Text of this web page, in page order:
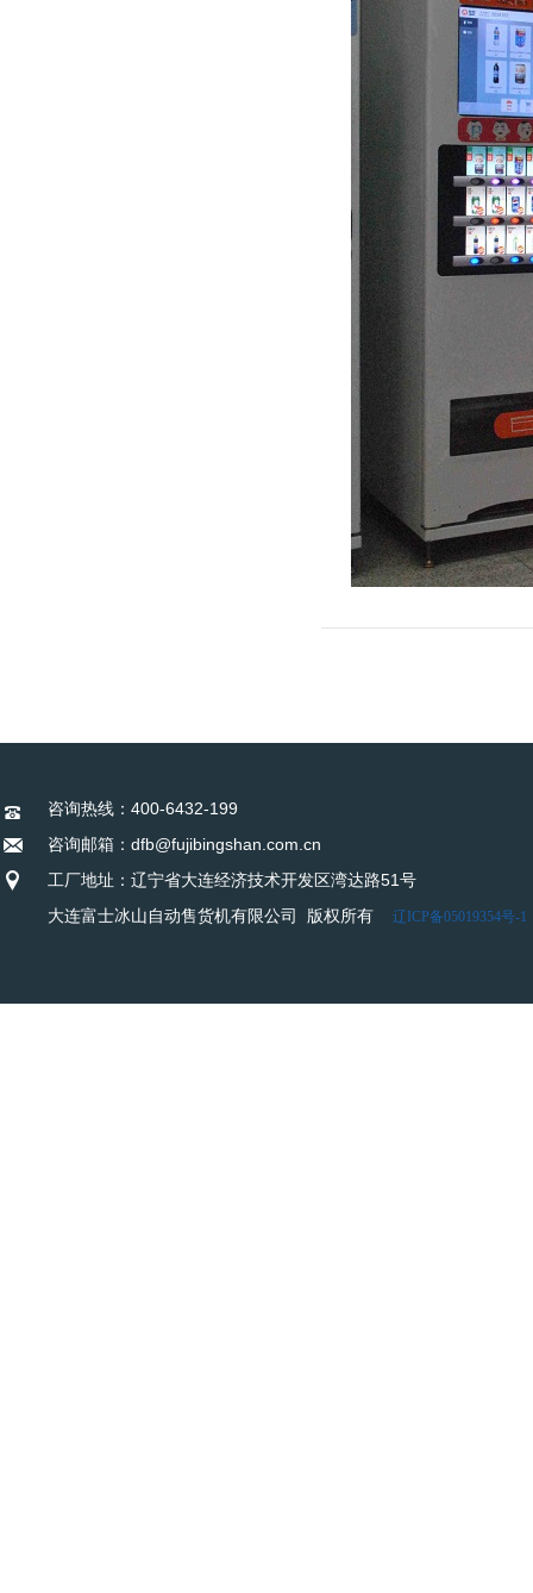
咨询热线：400-6432-199
咨询邮箱：dfb@fujibingshan.com.cn
工厂地址：辽宁省大连经济技术开发区湾达路51号
大连富士冰山自动售货机有限公司 版权所有 辽ICP备05019354号-1